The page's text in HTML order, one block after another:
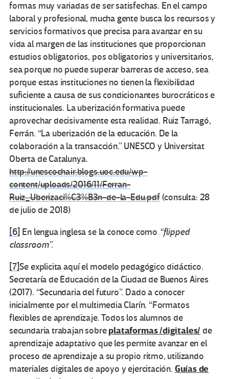
formas muy variadas de ser satisfechas. En el campo
laboral y profesional, mucha gente busca los recursos y
servicios formativos que precisa para avanzar en su
vida al margen de las instituciones que proporcionan
estudios obligatorios, pos obligatorios y universitarios,
sea porque no puede superar barreras de acceso, sea
porque estas instituciones no tienen la flexibilidad
suficiente a causa de sus condicionantes burocráticos e
institucionales. La uberización formativa puede
aprovechar decisivamente esta realidad. Ruiz Tarragó,
Ferrán. “La uberización de la educación. De la
colaboración a la transacción.” UNESCO y Universitat
Oberta de Catalunya.
http://unescochair.blogs.uoc.edu/wp-
content/uploads/2016/11/Ferran-
Ruiz_Uberizaci%C3%B3n-de-la-Edu.pdf(consulta: 28
de julio de 2018)
[6] En lengua inglesa se la conoce como “flipped
classroom”.
[7]Se explicita aquí el modelo pedagógico didáctico.
Secretaría de Educación de la Ciudad de Buenos Aires
(2017). “Secundaria del futuro”. Dado a conocer
inicialmente por el multimedia Clarín. “Formatos
flexibles de aprendizaje. Todos los alumnos de
secundaria trabajan sobreplataformas /digitales/ de
aprendizaje adaptativo que les permite avanzar en el
proceso de aprendizaje a su propio ritmo, utilizando
materiales digitales de apoyo y ejercitación. Guías de